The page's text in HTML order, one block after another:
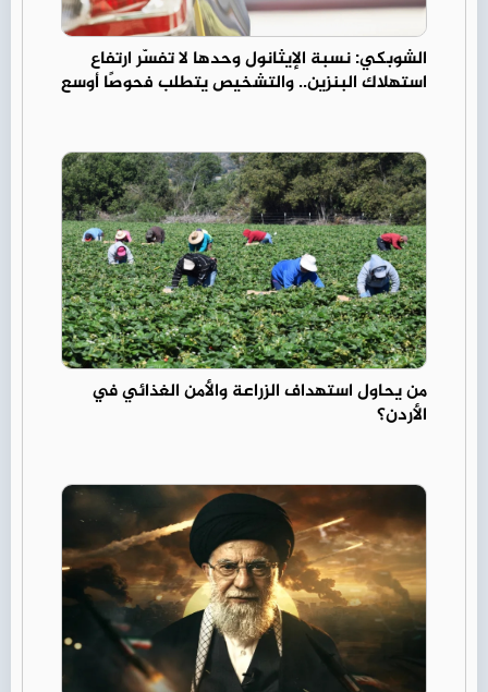
الشوبكي: نسبة الإيثانول وحدها لا تفسّر ارتفاع
استهلاك البنزين.. والتشخيص يتطلب فحوصًا أوسع
من يحاول استهداف الزراعة والأمن الغذائي في
الأردن؟